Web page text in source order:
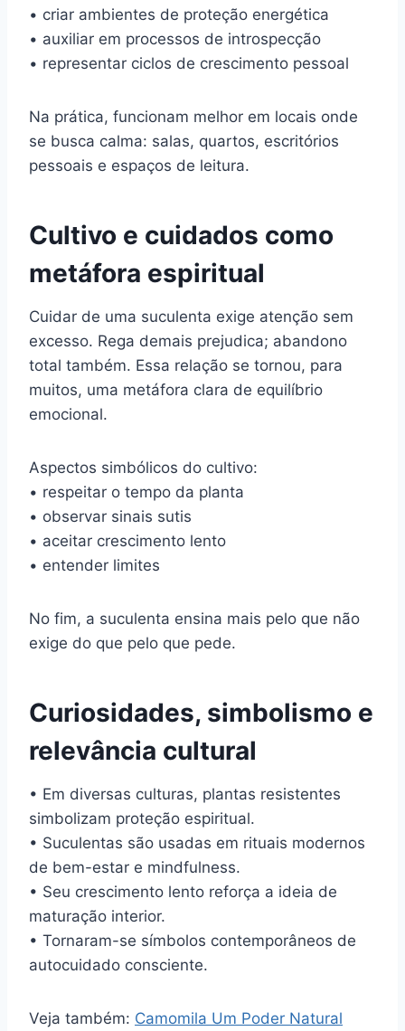
• criar ambientes de proteção energética
• auxiliar em processos de introspecção
• representar ciclos de crescimento pessoal
Na prática, funcionam melhor em locais onde
se busca calma: salas, quartos, escritórios
pessoais e espaços de leitura.
Cultivo e cuidados como
metáfora espiritual
Cuidar de uma suculenta exige atenção sem
excesso. Rega demais prejudica; abandono
total também. Essa relação se tornou, para
muitos, uma metáfora clara de equilíbrio
emocional.
Aspectos simbólicos do cultivo:
• respeitar o tempo da planta
• observar sinais sutis
• aceitar crescimento lento
• entender limites
No fim, a suculenta ensina mais pelo que não
exige do que pelo que pede.
Curiosidades, simbolismo e
relevância cultural
• Em diversas culturas, plantas resistentes
simbolizam proteção espiritual.
• Suculentas são usadas em rituais modernos
de bem-estar e mindfulness.
• Seu crescimento lento reforça a ideia de
maturação interior.
• Tornaram-se símbolos contemporâneos de
autocuidado consciente.
Veja também: Camomila Um Poder Natural